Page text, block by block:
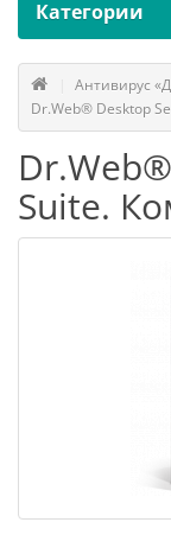
Категории
Антивирус
Dr.Web® Desktop
Suite.